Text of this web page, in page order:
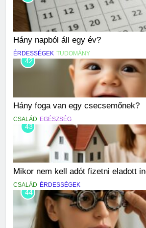
Hány napból áll egy év?
ÉRDESSÉGEK TUDOMÁNY
42
Hány foga van egy csecsemőnek?
CSALÁD EGÉSZSÉG
43
Mikor nem kell adót fizetni eladott
CSALÁD ÉRDESSÉGEK
44